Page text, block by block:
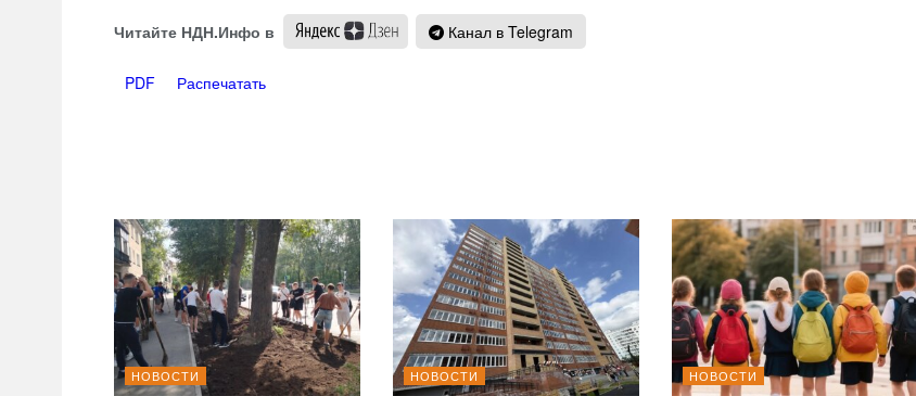
Читайте НДН.Инфо в Канал в Telegram
PDF Распечатать
НОВОСТИ НОВОСТИ НОВОСТИ